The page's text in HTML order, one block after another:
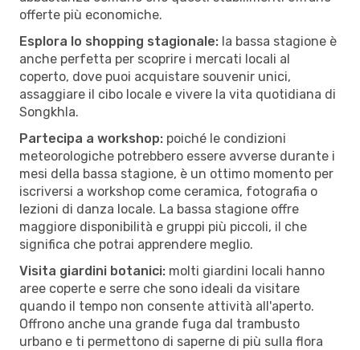
offerte più economiche.
Esplora lo shopping stagionale: la bassa stagione è
anche perfetta per scoprire i mercati locali al
coperto, dove puoi acquistare souvenir unici,
assaggiare il cibo locale e vivere la vita quotidiana di
Songkhla.
Partecipa a workshop: poiché le condizioni
meteorologiche potrebbero essere avverse durante i
mesi della bassa stagione, è un ottimo momento per
iscriversi a workshop come ceramica, fotografia o
lezioni di danza locale. La bassa stagione offre
maggiore disponibilità e gruppi più piccoli, il che
significa che potrai apprendere meglio.
Visita giardini botanici: molti giardini locali hanno
aree coperte e serre che sono ideali da visitare
quando il tempo non consente attività all'aperto.
Offrono anche una grande fuga dal trambusto
urbano e ti permettono di saperne di più sulla flora